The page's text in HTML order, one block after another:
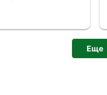
знанием
Еще